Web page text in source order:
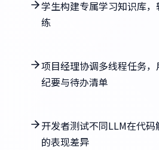
学生构建专属学习知识库
练
项目经理协调多线程任务
纪要与待办清单
开发者测试不同LLM在代
的表现差异